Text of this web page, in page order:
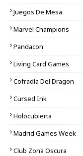
Juegos De Mesa
Marvel Champions
Pandacon
Living Card Games
Cofradía Del Dragon
Cursed Ink
Holocubierta
Madrid Games Week
Club Zona Oscura